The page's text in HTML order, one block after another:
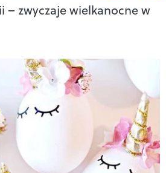
– zwyczaje wielkanocne w